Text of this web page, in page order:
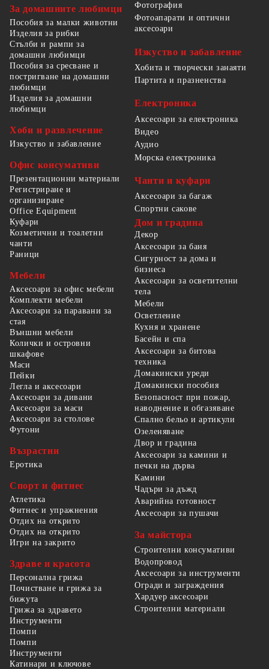
За домашните любимци
Пособия за малки животни
Изделия за рибки
Стълби и рампи за
домашни любимци
Пособия за сресване и
постригване на домашни
любимци
Изделия за домашни
любимци
Хоби и развлечение
Изкуство и забавление
Офис консумативи
Презентационни материали
Регистриране и
организиране
Office Equipment
Фотография
Фотоапарати и оптични
аксесоари
Изкуство и забавление
Хобита и творчески занаяти
Партита и празненства
Електроника
Аксесоари за електроника
Видео
Аудио
Морска електроника
Чанти и куфари
Аксесоари за багаж
Спортни сакове
Куфари
Козметични и тоалетни
чанти
Раници
Мебели
Аксесоари за офис мебели
Комплекти мебели
Аксесоари за паравани за
стая
Външни мебели
Колички и островни
шкафове
Маси
Пейки
Легла и аксесоари
Аксесоари за дивани
Аксесоари за маси
Аксесоари за столове
Футони
Възрастни
Еротика
Спорт и фитнес
Атлетика
Фитнес и упражнения
Отдих на открито
Отдих на открито
Игри на закрито
Здраве и красота
Персонална грижа
Почистване и грижа за
бижута
Грижа за здравето
Дом и градина
Декор
Аксесоари за баня
Сигурност за дома и
бизнеса
Аксесоари за осветителни
тела
Мебели
Осветление
Кухня и хранене
Басейн и спа
Аксесоари за битова
техника
Домакински уреди
Домакински пособия
Безопасност при пожар,
наводнение и обгазяване
Спално бельо и артикули
Озеленяване
Двор и градина
Аксесоари за камини и
печки на дърва
Камини
Чадъри за дъжд
Аварийна готовност
Аксесоари за пушачи
За майстора
Строителни консумативи
Водопровод
Аксесоари за инструменти
Огради и заграждения
Хардуер аксесоари
Строителни материали
Инструменти
Помпи
Помпи
Инструменти
Катинари и ключове